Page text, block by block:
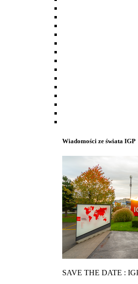
Wiadomości ze świata IGP
SAVE THE DATE :